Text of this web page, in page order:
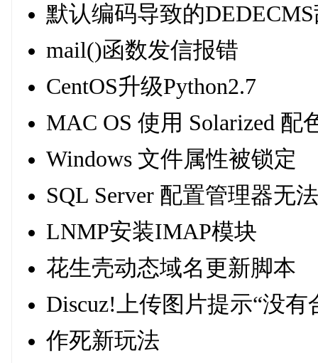
默认编码导致的
mail()函数发信报错
CentOS升级Python2.7
MAC OS 使用 Solarized 配
Windows 文件属性被锁定
SQL Server 配置管理器无
LNMP安装IMAP模块
花生壳动态域名更新脚本
Discuz!上传图片提示“没
作死新玩法